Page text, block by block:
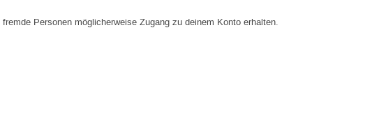
Personen möglicherweise Zugang zu deinem Konto erhalten.